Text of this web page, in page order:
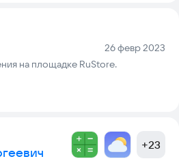
Дата:
26 февр 2023
на площадке RuStore.
+23